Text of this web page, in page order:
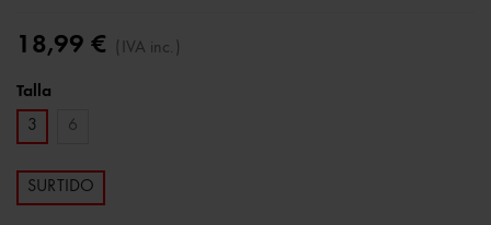
18,99 € (IVA inc.)
Talla
3
6
SURTIDO